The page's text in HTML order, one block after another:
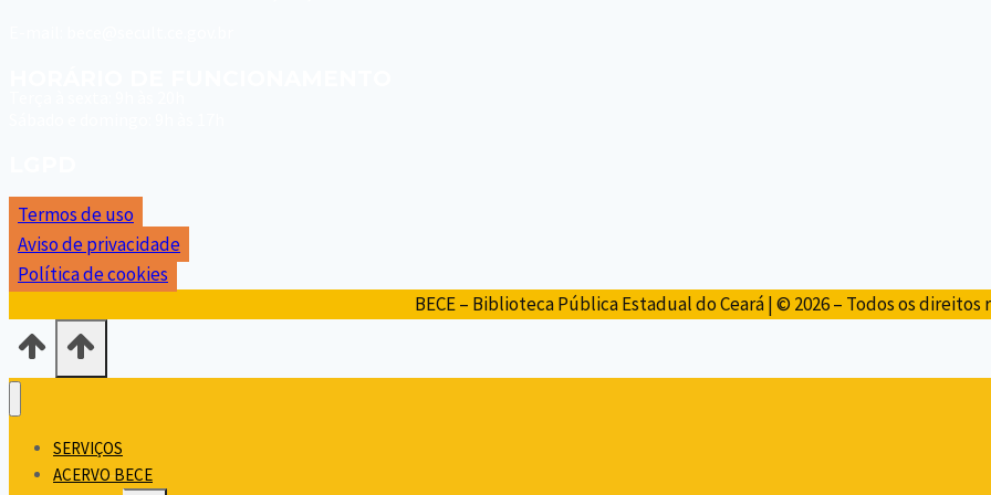
Termos de uso
Aviso de privacidade
Política de cookies
BECE – Biblioteca Pública Estadual do Ceará | © 2026 – Todos os direitos
SERVIÇOS
ACERVO BECE